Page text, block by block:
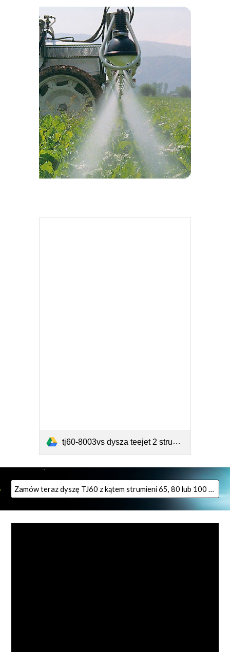
tj60-8003vs dysza teejet 2 strumieniowa ze stali nierdzewnej.pdf
Zamów teraz dyszę TJ60 z kątem strumieni 65, 80 lub 100 stopni